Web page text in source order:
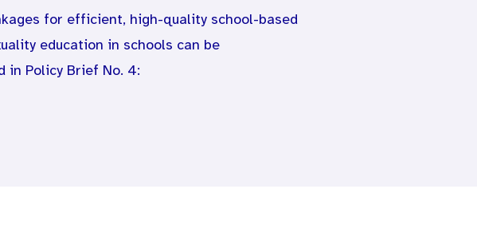
for efficient, high-quality school-based
education in schools can be
in Policy Brief No. 4:
to a good sexual and reproductive health in
sexuality education in schools;